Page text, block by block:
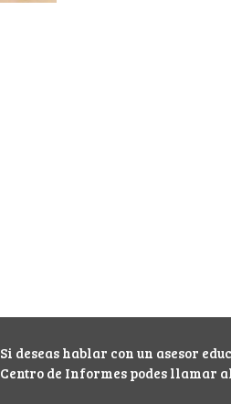
Si deseas hablar con un asesor
Centro de Informes podes llamar